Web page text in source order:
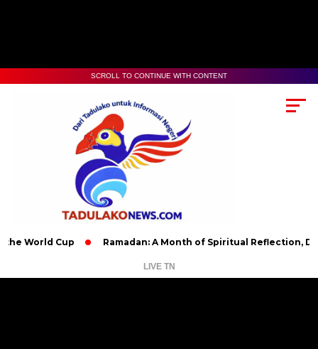
SCROLL TO CONTINUE WITH CONTENT
Cup Ramadan: A Month of Spiritual Reflection, Devotion,
LIVE TN